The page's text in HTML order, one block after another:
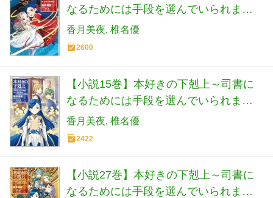
なるためには手段を選んでいられませ
ん～第三部「領主の養女5」
香月美夜 椎名優
2600
【小説15巻】本好きの下剋上～司書に
なるためには手段を選んでいられませ
ん～第四部「貴族院の自称図書委員3」
香月美夜 椎名優
2422
【小説27巻】本好きの下剋上～司書に
なるためには手段を選んでいられませ